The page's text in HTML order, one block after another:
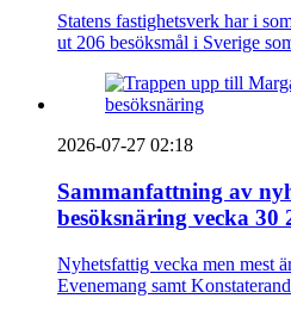
Statens fastighetsverk har i
ut 206 besöksmål i Sverige
2026-07-27 02:18
Sammanfattning av
besöksnäring vecka 30
Nyhetsfattig vecka men mest
Evenemang samt